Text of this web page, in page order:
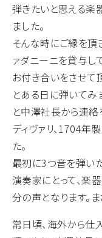
弾きたいと思える楽
ました。
そんな時にご縁を頂
ァダニーニを貸与し
お付き合いをさせて
とある日に弾いてみ
と中澤社長から連絡
ディヴァリ、1704年
た。
最初に3つ音を弾い
演奏家にとって、楽
分の声となります。
常日頃、海外から仕